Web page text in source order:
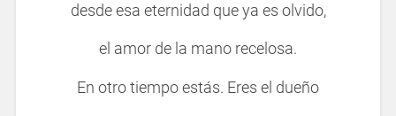
desde esa eternidad que ya es olvido,
el amor de la mano recelosa.
En otro tiempo estás. Eres el dueño